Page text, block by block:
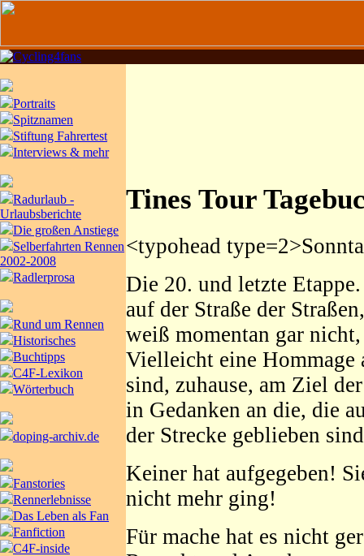
Portraits
Spitznamen
Stiftung Fahrertest
Interviews & mehr
Radurlaub -
Urlaubsberichte
Die großen Anstiege
Selberfahrten Rennen
2002-2008
Radlerprosa
Rund um Rennen
Historisches
Buchtipps
C4F-Lexikon
Wörterbuch
doping-archiv.de
Fanstories
Rennerlebnisse
Das Leben als Fan
Fanfiction
C4F-inside
Tines Tour
<typohead
Die 20. und letzte
auf der Straße der
weiß momentan gar
Vielleicht eine Hommage
sind, zuhause, am Ziel
in Gedanken an die, die
der Strecke geblieben
Keiner hat aufgegeben!
nicht mehr ging!
Für mache hat es nicht